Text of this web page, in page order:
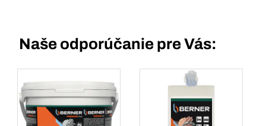
Naše odporúčanie pre Vás: